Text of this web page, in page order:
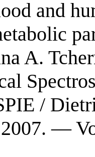
and
A.
/
—